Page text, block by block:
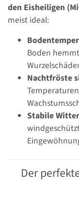
den Eisheiligen
meist ideal:
Boden
Nachtfröste
Stabile
Der